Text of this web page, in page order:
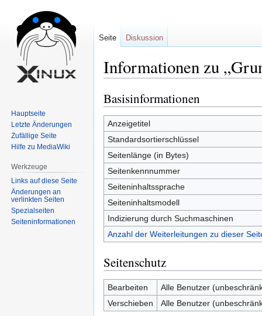
Informationen zu
Zur
Navigation
springen
Zur
Suche
springen
Basisinformationen
Anzeigetitel
Standardsortierschlüssel
Seitenlänge (in Bytes)
Seitenkennnummer
Seiteninhaltssprache
Seiteninhaltsmodell
Indizierung durch Suchmaschinen
Anzahl der Weiterleitungen zu dieser
Seitenschutz
Bearbeiten
Alle Benutzer
Verschieben
Alle Benutzer
Seite Diskussion
Hauptseite
Letzte Änderungen
Zufällige Seite
Hilfe zu MediaWiki
Werkzeuge
Links auf diese Seite
Änderungen an
verlinkten Seiten
Spezialseiten
Seiten­informationen